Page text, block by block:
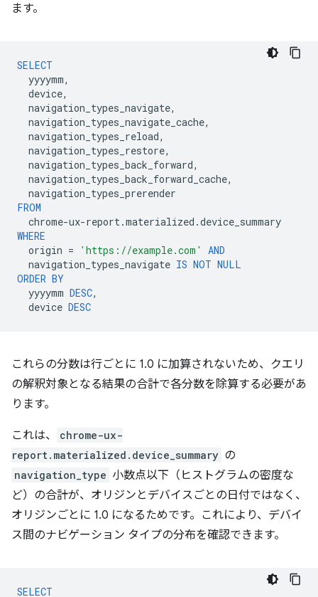
ます。
SELECT
yyyymm,
device,
navigation_types_navigate,
navigation_types_navigate_cache,
navigation_types_reload,
navigation_types_restore,
navigation_types_back_forward,
navigation_types_back_forward_cache,
navigation_types_prerender
FROM
chrome-ux-report.materialized .device_summary
WHERE
origin = 'https://example.com'
AND
navigation_types_navigate IS NOT NULL
ORDER BY
yyyymm DESC,
device DESC
これらの分数は行ごとに 1.0 に加算されないため、クエリ
の解釈対象となる結果の合計で各分数を除算する必要があ
ります。
これは、
chrome-ux-
report.materialized.device_summary の
navigation_type 小数点以下（ヒストグラムの密度な
ど）の合計が、オリジンとデバイスごとの日付ではなく、
オリジンごとに 1.0 になるためです。これにより、デバイ
ス間のナビゲーション タイプの分布を確認できます。
SELECT